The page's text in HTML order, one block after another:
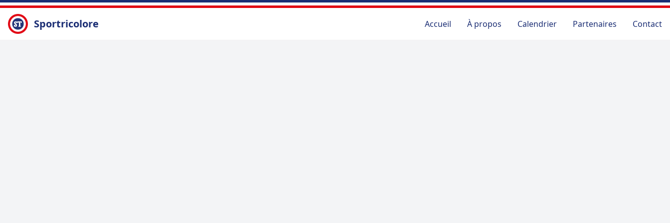
Sportricolore Accueil À propos Calendrier Partenaires Contact